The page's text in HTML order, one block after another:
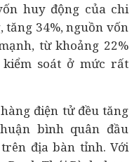
huy động của chi
tăng 34%, nguồn vốn
từ khoảng 22%
soát ở mức rất
điện tử đều tăng
bình quân đầu
địa bàn tỉnh. Với